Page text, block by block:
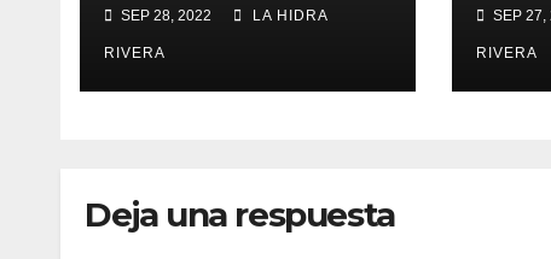
a sedes alternas.
SEP 28, 2022 LA HIDRA
RIVERA
SEP 27,
RIVERA
Deja una respuesta